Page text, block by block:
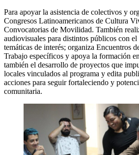
Para apoyar la asistencia de colectivos y
Congresos Latinoamericanos de Cultura
Convocatorias de Movilidad. También
audiovisuales para distintos públicos con
temáticas de interés; organiza Encuentros
Trabajo específicos y apoya la formación
también el desarrollo de proyectos que
locales vinculados al programa y edita
acciones para seguir fortaleciendo y
comunitaria.